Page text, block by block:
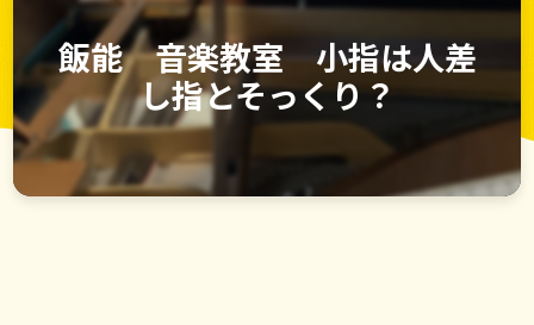
飯能 音楽教室 小指は人差
し指とそっくり？